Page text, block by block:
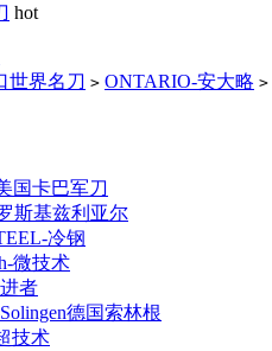
hot
世界名刀 > ONTARIO-安大略 >
国卡巴军刀
斯基兹利亚尔
冷钢
微技术
者
德国索林根
技术